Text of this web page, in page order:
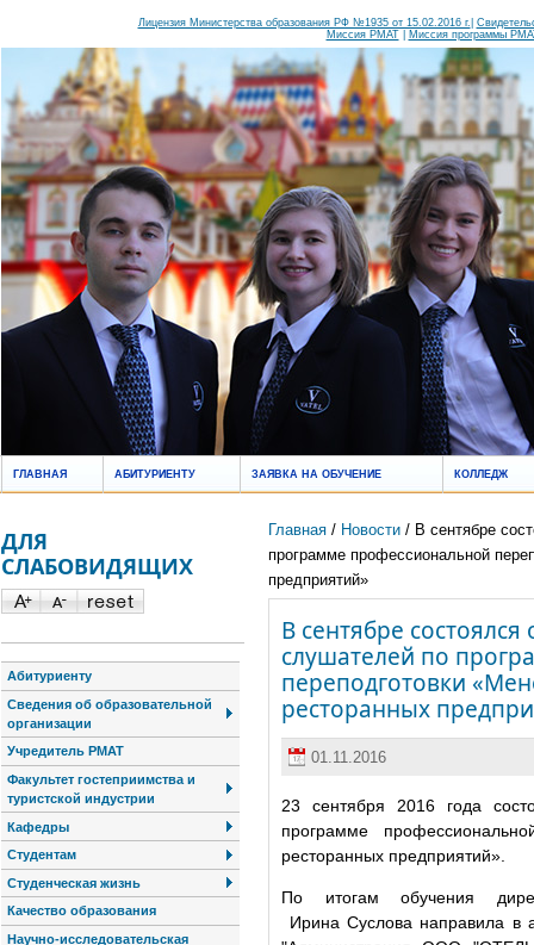
Лицензия Министерства образования РФ №1935 от 15.02.2016 г.
Миссия РМАТ| Миссия программы
ГЛАВНАЯ АБИТУРИЕНТУ ЗАЯВКА НА ОБУЧЕНИЕ КОЛЛЕДЖ
Главная / Новости / В сентябре
программе профессиональной
предприятий»
В сентябре
слушателей по
переподготовки
ресторанных
01.11.2016
23 сентября 2016 года
программе
ресторанных предприятий».
По итогам обучения
Ирина Суслова направила в
ДЛЯ
СЛАБОВИДЯЩИХ
Абитуриенту
Сведения об образовательной
организации
Учредитель РМАТ
Факультет гостеприимства и
туристской индустрии
Кафедры
Студентам
Студенческая жизнь
Качество образования
Научно-исследовательская